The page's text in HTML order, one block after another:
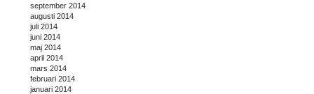
september 2014
augusti 2014
juli 2014
juni 2014
maj 2014
april 2014
mars 2014
februari 2014
januari 2014